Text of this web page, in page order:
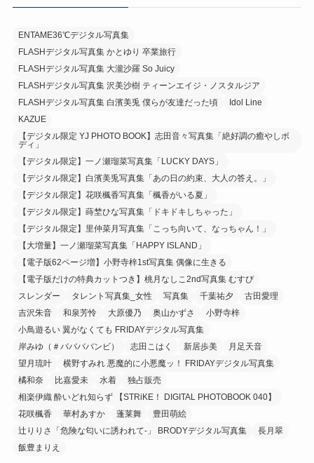
ENTAME36℃デジタル写真集
FLASHデジタル写真集 かとゆり 卒業旅行
FLASHデジタル写真集 大瀧沙羅 So Juicy
FLASHデジタル写真集 沢美沙樹 ティーンエイジ・ノスタルジア
FLASHデジタル写真集 白濱美兎 僕らが友達だった頃
Idol Line
KAZUE
【デジタル限定 YJ PHOTO BOOK】志田音々写真集「絶好調の癒やしボ
ディ」
【デジタル限定】一ノ瀬瑠菜写真集「LUCKY DAYS」
【デジタル限定】白濱美兎写真集「あの日の約束、大人の答え。」
【デジタル限定】花咲楓香写真集「楓香がいる夏」
【デジタル限定】蒔埜ひな写真集「ドキドキしちゃった」
【デジタル限定】里仲菜月写真集「こっち向いて、なっちゃん！」
【大増量】一ノ瀬瑠菜写真集「HAPPY ISLAND」
【電子版62ページ増】小野寺梓1st写真集 偶像に生きる
【電子版だけの特典カットつき】桃月なしこ2nd写真集 むすび
スレンダー
タレント写真集_女性 写真集 千葉祐夕
古田愛理
吉沢朱音
和泉芳怜 大原優乃 奥山かずさ
小野寺梓
小鳥遊るい 翼がなくても FRIDAYデジタル写真集
岸みゆ（＃ババババンビ）
志田こはく 新居歩美
月足天音
望月琉叶
横野すみれ 悪魔的に小悪魔ッ！ FRIDAYデジタル写真集
橘和奈
比嘉愛未 水着
独占販売
相楽伊織 酔いどれ知らず 【STRiKE！ DIGITAL PHOTOBOOK 040】
花咲楓香
華村あすか 蓬莱舞
豊田萌絵
辻りりさ「危険な匂いに誘われて-」 BRODYデジタル写真集
長月翠
飯豊まりえ